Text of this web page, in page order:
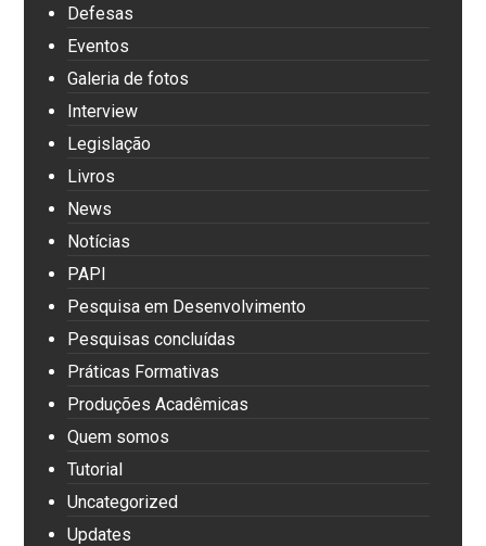
Defesas
Eventos
Galeria de fotos
Interview
Legislação
Livros
News
Notícias
PAPI
Pesquisa em Desenvolvimento
Pesquisas concluídas
Práticas Formativas
Produções Acadêmicas
Quem somos
Tutorial
Uncategorized
Updates